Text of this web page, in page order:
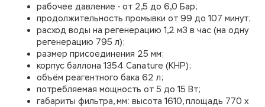
рабочее давление - от 2,5 до 6,0 Бар;
продолжительность промывки от 99 до 107 минут;
расход воды на регенерацию 1,2 м3 в час (на одну
регенерацию 795 л);
размер присоединения 25 мм;
корпус баллона 1354 Canature (КНР);
объём реагентного бака 62 л;
потребляемая мощность от 5 до 15 Вт;
габариты фильтра, мм: высота 1610, площадь 770 х